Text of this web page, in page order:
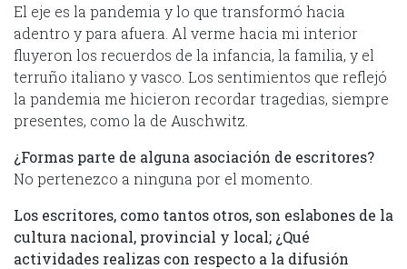
El eje es la pandemia y lo que transformó hacia
adentro y para afuera. Al verme hacia mi interior
fluyeron los recuerdos de la infancia, la familia, y el
terruño italiano y vasco. Los sentimientos que reflejó
la pandemia me hicieron recordar tragedias, siempre
presentes, como la de Auschwitz.
¿Formas parte de alguna asociación de escritores?
No pertenezco a ninguna por el momento.
Los escritores, como tantos otros, son eslabones de la
cultura nacional, provincial y local; ¿Qué
actividades realizas con respecto a la difusión